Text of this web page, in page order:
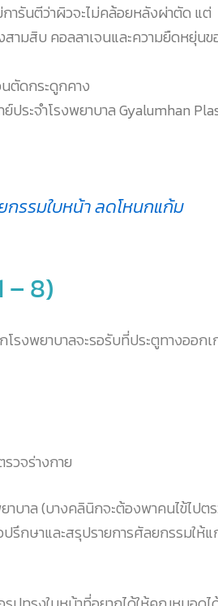
ารันตีว่าผิวจะไม่คล้อยหลังผ่าตัด แต่
ามสิบ คอลลาเจนและความยืดหยุ่นข
ตัดกระดูกคาง
ระจำโรงพยาบาล Gyalumhan
รรมใบหน้า ลดโหนกแก้ม
– 8)
รงพยาบาลจะรอรับที่ประตูทางออก
วจร่างกาย
าบาล (บางคลินิกจะต้องพาคนไข้ไปต
รึกษาและสรุปรายการศัลยกรรมให้แ